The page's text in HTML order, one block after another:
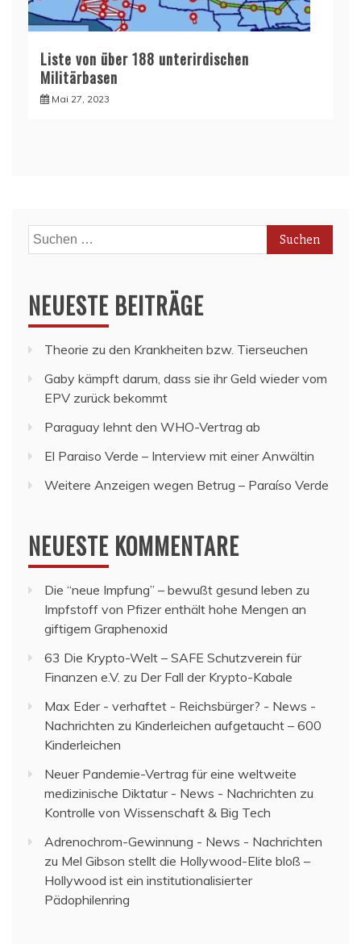
Liste von über 188 unterirdischen
Militärbasen
Mai 27, 2023
Suchen
nach:
NEUESTE BEITRÄGE
Theorie zu den Krankheiten bzw. Tierseuchen
Gaby kämpft darum, dass sie ihr Geld wieder vom
EPV zurück bekommt
Paraguay lehnt den WHO-Vertrag ab
El Paraiso Verde – Interview mit einer Anwältin
Weitere Anzeigen wegen Betrug – Paraíso Verde
NEUESTE KOMMENTARE
Die “neue Impfung” – bewußt gesund leben zu
Impfstoff von Pfizer enthält hohe Mengen an
giftigem Graphenoxid
63 Die Krypto-Welt – SAFE Schutzverein für
Finanzen e.V. zu Der Fall der Krypto-Kabale
Max Eder - verhaftet - Reichsbürger? - News -
Nachrichten zu Kinderleichen aufgetaucht – 600
Kinderleichen
Neuer Pandemie-Vertrag für eine weltweite
medizinische Diktatur - News - Nachrichten zu
Kontrolle von Wissenschaft & Big Tech
Adrenochrom-Gewinnung - News - Nachrichten
zu Mel Gibson stellt die Hollywood-Elite bloß –
Hollywood ist ein institutionalisierter
Pädophilenring